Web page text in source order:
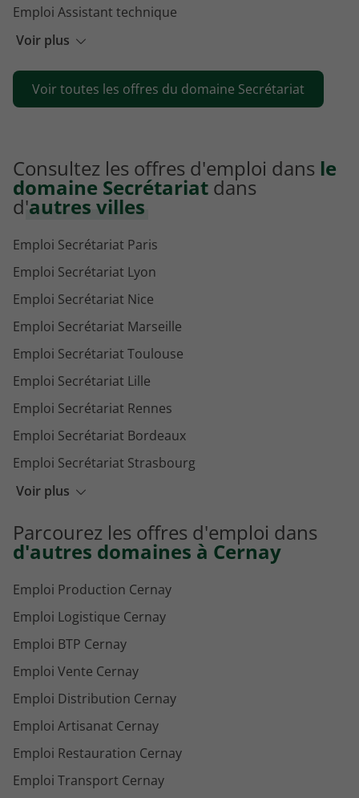
Voir plus
Emploi Assistant technique
Emploi Assistant chef de projet
Emploi Secrétaire comptable
Emploi Secrétaire technique
Voir toutes les offres du domaine Secrétariat
Consultez les offres d'emploi dans le
domaine Secrétariat dans
d'autres villes
Voir plus
Emploi Secrétariat Paris
Emploi Secrétariat Lyon
Emploi Secrétariat Nice
Emploi Secrétariat Marseille
Emploi Secrétariat Toulouse
Emploi Secrétariat Lille
Emploi Secrétariat Rennes
Emploi Secrétariat Bordeaux
Emploi Secrétariat Strasbourg
Emploi Secrétariat Nantes
Emploi Secrétariat Nanterre
Parcourez les offres d'emploi dans
d'autres domaines à Cernay
Emploi Production Cernay
Emploi Logistique Cernay
Emploi BTP Cernay
Emploi Vente Cernay
Emploi Distribution Cernay
Emploi Artisanat Cernay
Emploi Restauration Cernay
Emploi Transport Cernay